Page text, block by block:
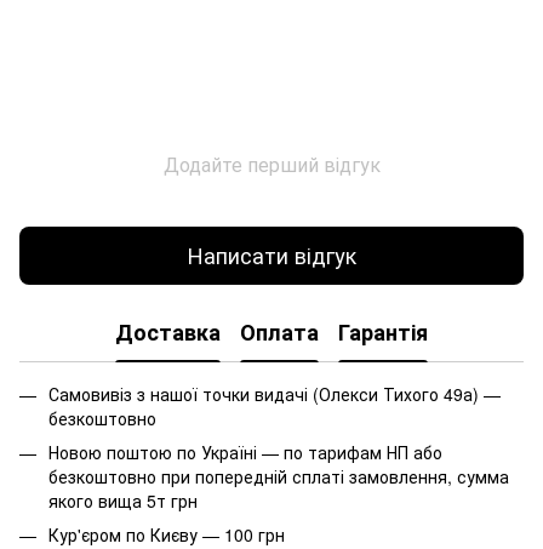
Додайте перший відгук
Написати відгук
Доставка Оплата Гарантія
Самовивіз з нашої точки видачі (Олекси Тихого 49а) —
безкоштовно
Новою поштою по Україні — по тарифам НП або
безкоштовно при попередній сплаті замовлення, сумма
якого вища 5т грн
Кур'єром по Києву — 100 грн